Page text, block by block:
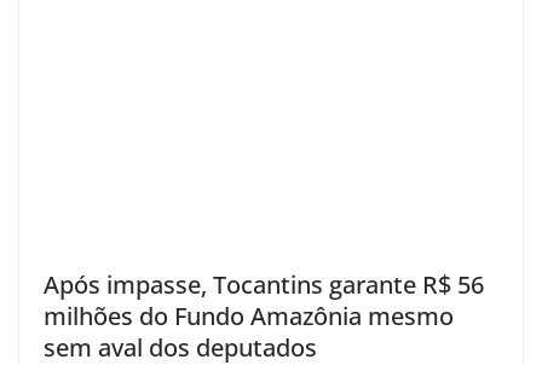
Após impasse, Tocantins garante R$ 56
milhões do Fundo Amazônia mesmo
sem aval dos deputados